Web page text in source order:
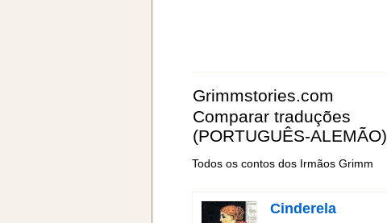
Grimmstories.com
Comparar traduções
(PORTUGUÊS-ALEMÃO)
Todos os contos dos Irmãos Grimm
Cinderela